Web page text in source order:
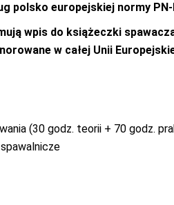
polsko europejskiej normy PN-
wpis do książeczki
w całej Unii
(30 godz. teorii + 70 godz.